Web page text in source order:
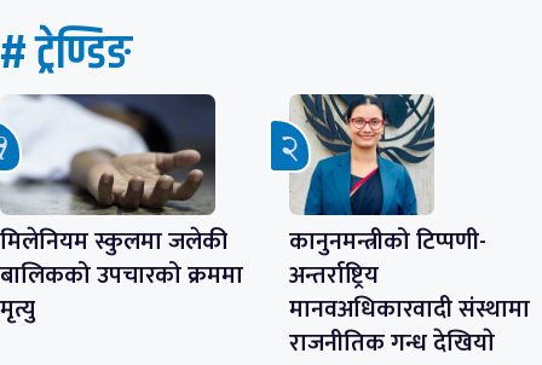
# ट्रेण्डिङ
मिलेनियम स्कुलमा जलेकी
बालिकको उपचारको क्रममा
मृत्यु
कानुनमन्त्रीको टिप्पणी-
अन्तर्राष्ट्रिय
मानवअधिकारवादी संस्थामा
राजनीतिक गन्ध देखियाे